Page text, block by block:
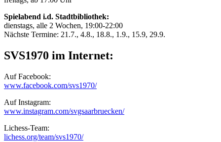
Spielabend i.d. Stadtbibliothek:
dienstags, alle 2 Wochen, 19:00-22:00
Nächste Termine: 21.7., 4.8., 18.8., 1.9., 15.9, 29.9.
SVS1970 im Internet:
Auf Facebook:
www.facebook.com/svs1970/
Auf Instagram:
www.instagram.com/svgsaarbruecken/
Lichess-Team:
lichess.org/team/svs1970/